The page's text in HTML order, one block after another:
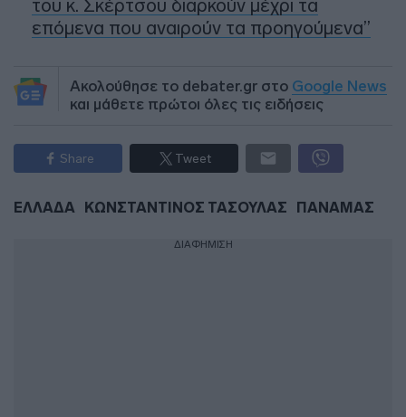
του κ. Σκέρτσου διαρκούν μέχρι τα
επόμενα που αναιρούν τα προηγούμενα”
Ακολούθησε το debater.gr στο Google News
και μάθετε πρώτοι όλες τις ειδήσεις
Share Tweet
ΕΛΛΑΔΑ ΚΩΝΣΤΑΝΤΙΝΟΣ ΤΑΣΟΥΛΑΣ ΠΑΝΑΜΑΣ
ΔΙΑΦΗΜΙΣΗ